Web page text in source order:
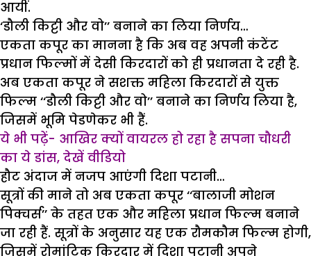
आयीं.
‘डौली किट्टी और वो’’ बनाने का लिया निर्णय…
एकता कपूर का मानना है कि अब वह अपनी कंटेंट
प्रधान फिल्मों में देसी किरदारों को ही प्रधानता दे रही है.
अब एकता कपूर ने सशक्त महिला किरदारों से युक्त
फिल्म ‘‘डौली किट्टी और वो’’ बनाने का निर्णय लिया है,
जिसमें भूमि पेडणेकर भी हैं.
ये भी पढ़ें- आखिर क्यों वायरल हो रहा है सपना चौधरी
का ये डांस, देखें वीडियो
हौट अंदाज में नजप आएंगी दिशा पटानी…
सूत्रों की माने तो अब एकता कपूर ‘‘बालाजी मोशन
पिक्चर्स’’ के तहत एक और महिला प्रधान फिल्म बनाने
जा रही हैं. सूत्रों के अनुसार यह एक रौमकौम फिल्म होगी,
जिसमें रोमांटिक किरदार में दिशा पटानी अपने